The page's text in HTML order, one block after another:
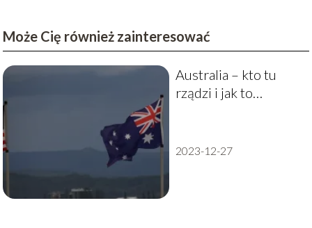
Może Cię również zainteresować
Australia – kto tu
rządzi i jak to
2023-12-27